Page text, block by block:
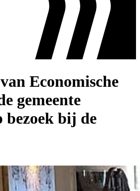
Economische
gemeente
bezoek bij de